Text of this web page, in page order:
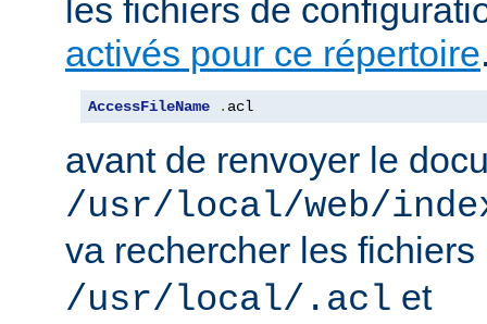
les fichiers de
activés pour ce répertoire
AccessFileName . acl
avant de renvoyer le
/usr/local/web/
va rechercher les fichiers
/usr/local/.acl et